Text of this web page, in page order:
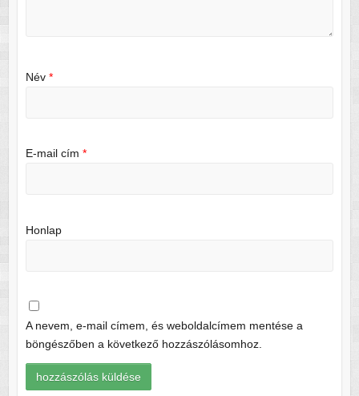
Név *
E-mail cím *
Honlap
A nevem, e-mail címem, és weboldalcímem mentése a
böngészőben a következő hozzászólásomhoz.